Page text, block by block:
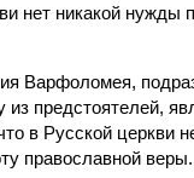
нет никакой нужды
Варфоломея,
предстоятелей,
в Русской церкви
православной веры.